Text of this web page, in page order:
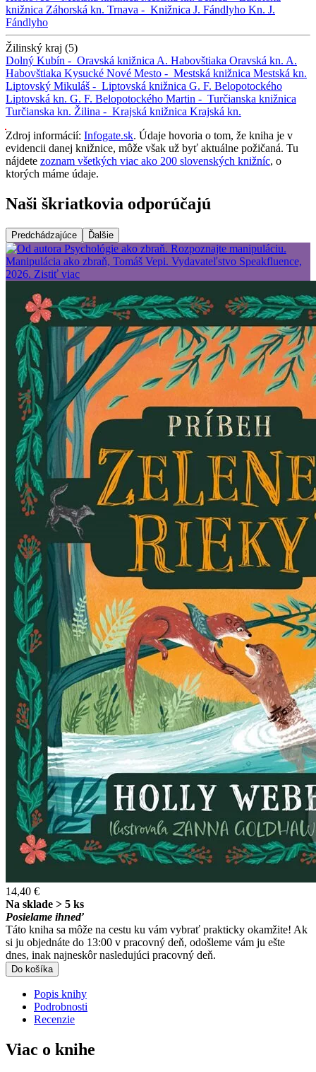
knižnica Záhorská kn. Trnava - Knižnica J. Fándlyho Kn. J.
Fándlyho
Žilinský kraj (5)
Dolný Kubín - Oravská knižnica A. Habovštiaka Oravská kn. A.
Habovštiaka Kysucké Nové Mesto - Mestská knižnica Mestská kn.
Liptovský Mikuláš - Liptovská knižnica G. F. Belopotockého
Liptovská kn. G. F. Belopotockého Martin - Turčianska knižnica
Turčianska kn. Žilina - Krajská knižnica Krajská kn.
Zdroj informácií: Infogate.sk. Údaje hovoria o tom, že kniha je v
evidencii danej knižnice, môže však už byť aktuálne požičaná. Tu
nájdete zoznam všetkých viac ako 200 slovenských knižníc, o
ktorých máme údaje.
Naši škriatkovia odporúčajú
Predchádzajúce Ďalšie
14,40 €
Na sklade > 5 ks
Posielame ihneď
Táto kniha sa môže na cestu ku vám vybrať prakticky okamžite! Ak
si ju objednáte do 13:00 v pracovný deň, odošleme vám ju ešte
dnes, inak najneskôr nasledujúci pracovný deň.
Do košíka
Popis knihy
Podrobnosti
Recenzie
Viac o knihe